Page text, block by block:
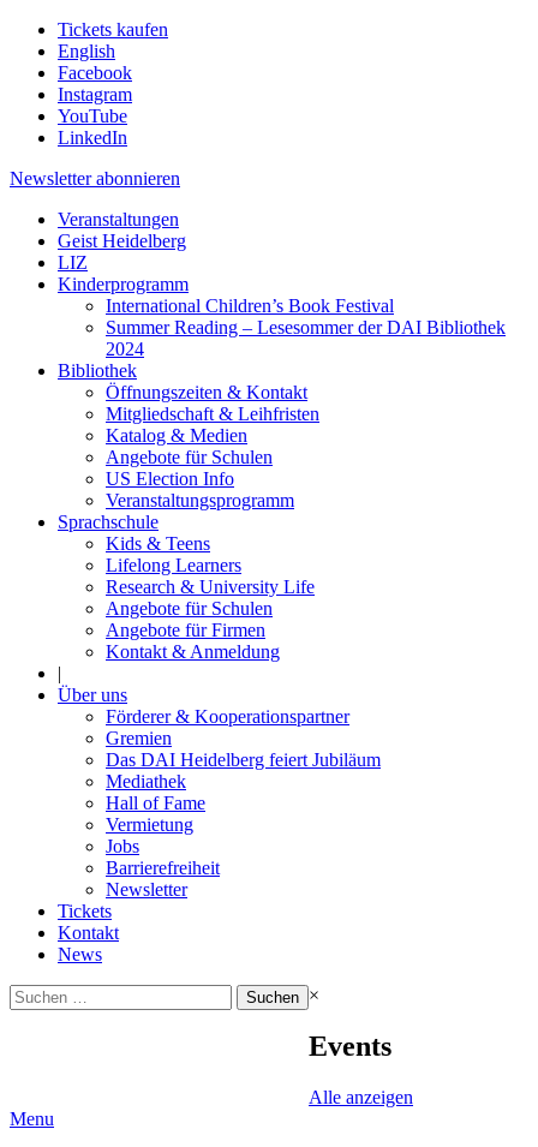
Tickets kaufen
English
Facebook
Instagram
YouTube
LinkedIn
Newsletter abonnieren
Veranstaltungen
Geist Heidelberg
LIZ
Kinderprogramm
International Children’s Book Festival
Summer Reading – Lesesommer der DAI Bibliothek
2024
Bibliothek
Öffnungszeiten & Kontakt
Mitgliedschaft & Leihfristen
Katalog & Medien
Angebote für Schulen
US Election Info
Veranstaltungsprogramm
Sprachschule
Kids & Teens
Lifelong Learners
Research & University Life
Angebote für Schulen
Angebote für Firmen
Kontakt & Anmeldung
|
Über uns
Förderer & Kooperationspartner
Gremien
Das DAI Heidelberg feiert Jubiläum
Mediathek
Hall of Fame
Vermietung
Jobs
Barrierefreiheit
Newsletter
Tickets
Kontakt
News
Suchen
nach:
×
Events
Alle anzeigen
Menu